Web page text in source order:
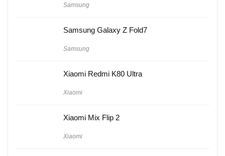
Samsung
Samsung Galaxy Z Fold7
Samsung
Xiaomi Redmi K80 Ultra
Xiaomi
Xiaomi Mix Flip 2
Xiaomi